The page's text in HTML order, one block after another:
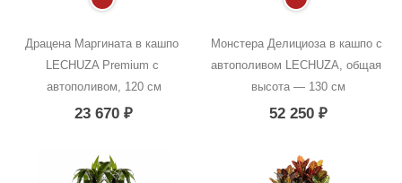
Драцена Маргината в кашпо
LECHUZA Premium с
автополивом, 120 см
23 670₽
Монстера Делициоза в кашпо с
автополивом LECHUZA, общая
высота — 130 см
52 250 ₽